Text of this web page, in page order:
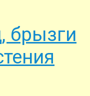
брызги